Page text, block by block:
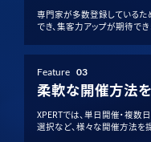
専門家が多数登録しているた
でき、集客力アップが期待でき
Feature 03
柔軟な開催方法
XPERTでは、単日開催・複数
選択など、様々な開催方法を